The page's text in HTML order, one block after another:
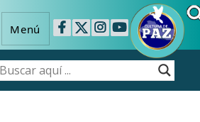
Menú